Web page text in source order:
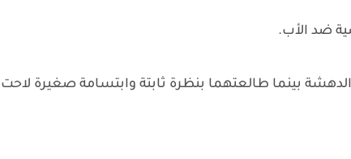
ضد الأب.
بينما طالعتهما بنظرة ثابتة وابتسامة صغيرة لاحت